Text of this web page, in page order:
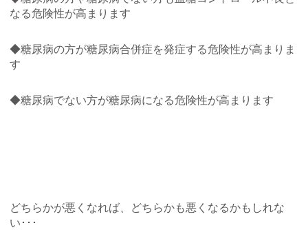
なる危険性が高まります
◆糖尿病の方が糖尿病合併症を発症する危険性が高まりま
す
◆糖尿病でない方が糖尿病になる危険性が高まります
どちらかが悪くなれば、どちらかも悪くなるかもしれな
い･･･